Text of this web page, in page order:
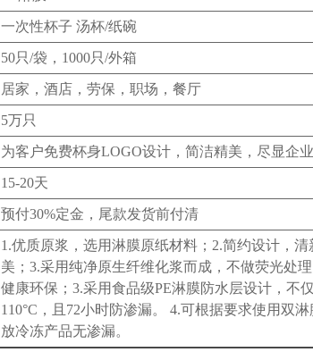
一次性杯子 汤杯/纸碗
50只/袋，1000只/外箱
居家，酒店，劳保，职场，餐厅
5万只
为客户免费杯身LOGO设计，简洁精美，尽显企
15-20天
预付30%定金，尾款发货前付清
1.优质原浆，选用淋膜原纸材料；2.简约设计，清
美；3.采用纯净原生纤维化浆而成，不做荧光处
健康环保；3.采用食品级PE淋膜防水层设计，不
110°C，且72小时防渗漏。 4.可根据要求使用双淋
放冷冻产品无渗漏。